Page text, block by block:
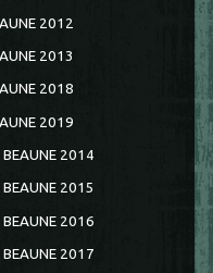
2012
2013
2018
2019
BEAUNE 2014
BEAUNE 2015
BEAUNE 2016
BEAUNE 2017